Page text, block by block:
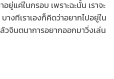
อยู่แค่ในกรอบ เพราะฉะนั้น เราจะ
งทีเราเองก็คิดว่าอยากไปอยู่ใน
วจินตนาการอยากออกมาวิ่งเล่น